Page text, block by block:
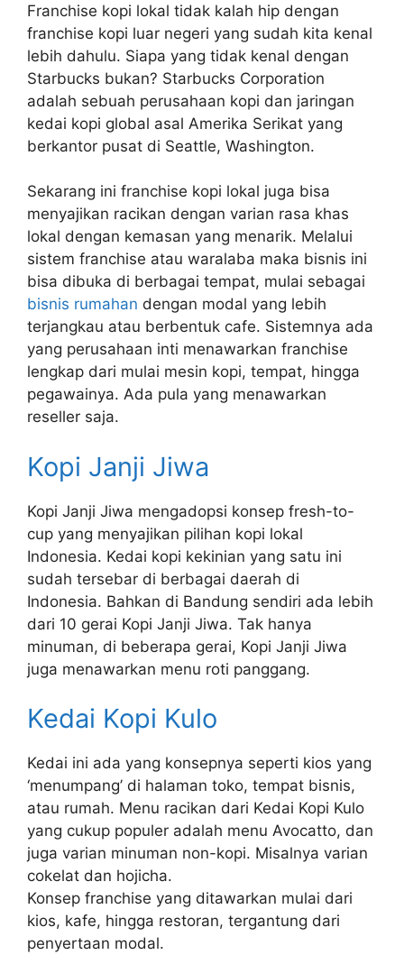
Franchise kopi lokal tidak kalah hip dengan
franchise kopi luar negeri yang sudah kita kenal
lebih dahulu. Siapa yang tidak kenal dengan
Starbucks bukan? Starbucks Corporation
adalah sebuah perusahaan kopi dan jaringan
kedai kopi global asal Amerika Serikat yang
berkantor pusat di Seattle, Washington.
Sekarang ini franchise kopi lokal juga bisa
menyajikan racikan dengan varian rasa khas
lokal dengan kemasan yang menarik. Melalui
sistem franchise atau waralaba maka bisnis ini
bisa dibuka di berbagai tempat, mulai sebagai
bisnis rumahan dengan modal yang lebih
terjangkau atau berbentuk cafe. Sistemnya ada
yang perusahaan inti menawarkan franchise
lengkap dari mulai mesin kopi, tempat, hingga
pegawainya. Ada pula yang menawarkan
reseller saja.
Kopi Janji Jiwa
Kopi Janji Jiwa mengadopsi konsep fresh-to-
cup yang menyajikan pilihan kopi lokal
Indonesia. Kedai kopi kekinian yang satu ini
sudah tersebar di berbagai daerah di
Indonesia. Bahkan di Bandung sendiri ada lebih
dari 10 gerai Kopi Janji Jiwa. Tak hanya
minuman, di beberapa gerai, Kopi Janji Jiwa
juga menawarkan menu roti panggang.
Kedai Kopi Kulo
Kedai ini ada yang konsepnya seperti kios yang
‘menumpang’ di halaman toko, tempat bisnis,
atau rumah. Menu racikan dari Kedai Kopi Kulo
yang cukup populer adalah menu Avocatto, dan
juga varian minuman non-kopi. Misalnya varian
cokelat dan hojicha.
Konsep franchise yang ditawarkan mulai dari
kios, kafe, hingga restoran, tergantung dari
penyertaan modal.